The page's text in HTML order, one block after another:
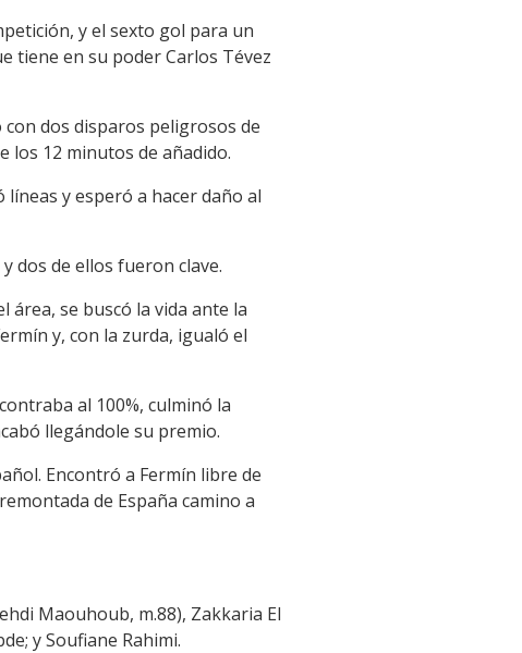
y el sexto gol para un
tiene en su poder Carlos Tévez
dos disparos peligrosos de
los 12 minutos de añadido.
y esperó a hacer daño al
dos de ellos fueron clave.
área, se buscó la vida ante la
y, con la zurda, igualó el
al 100%, culminó la
llegándole su premio.
Encontró a Fermín libre de
de España camino a
Maouhoub, m.88), Zakkaria El
y Soufiane Rahimi.